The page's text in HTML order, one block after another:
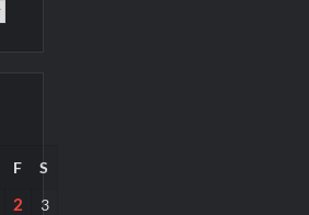
F S
2
3